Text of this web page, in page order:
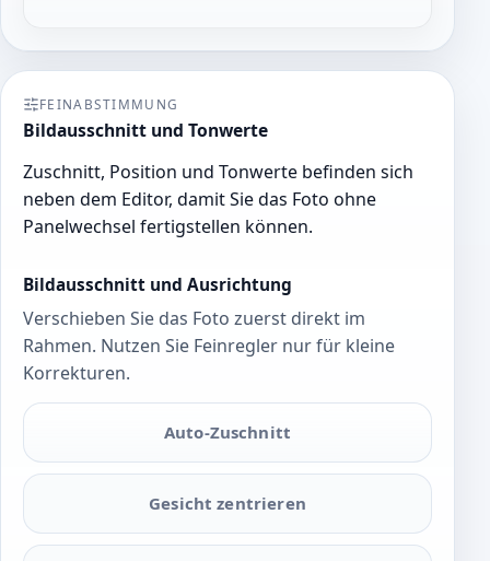
FEINABSTIMMUNG
Bildausschnitt und Tonwerte
Zuschnitt, Position und Tonwerte befinden sich
neben dem Editor, damit Sie das Foto ohne
Panelwechsel fertigstellen können.
Bildausschnitt und Ausrichtung
Verschieben Sie das Foto zuerst direkt im
Rahmen. Nutzen Sie Feinregler nur für kleine
Korrekturen.
Auto-Zuschnitt
Gesicht zentrieren